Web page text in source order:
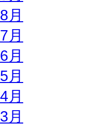
8月
7月
6月
5月
4月
3月